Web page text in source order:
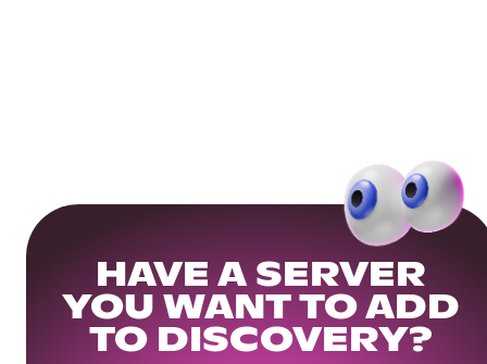
HAVE A SERVER
YOU WANT TO ADD
TO DISCOVERY?